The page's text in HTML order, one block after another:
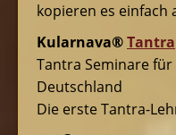
kopieren es einfach
Kularnava®Tantra
Tantra Seminare für
Deutschland
Die erste Tantra-